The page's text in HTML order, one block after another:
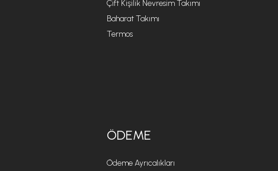
Çift Kişilik Nevresim Takımı
Baharat Takımı
Termos
ÖDEME
Ödeme Ayrıcalıkları